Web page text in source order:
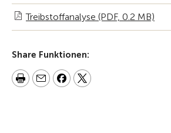
Treibstoffanalyse (PDF, 0.2 MB)
Share Funktionen: